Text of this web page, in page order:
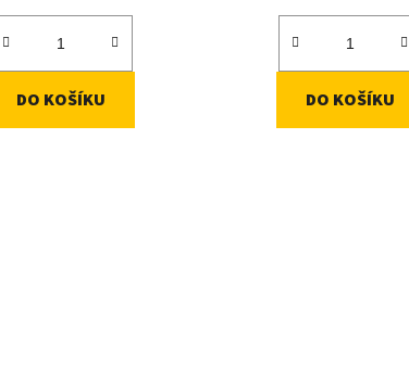
DO KOŠÍKU DO KOŠÍKU